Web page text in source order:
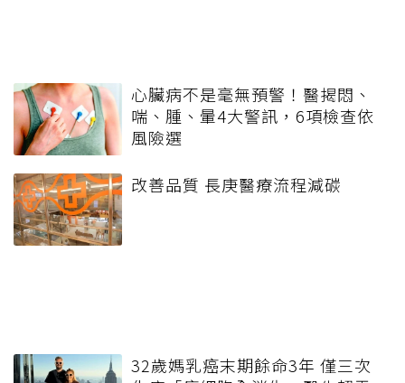
心臟病不是毫無預警！醫揭悶、
喘、腫、暈4大警訊，6項檢查依
風險選
改善品質 長庚醫療流程減碳
32歲媽乳癌末期餘命3年 僅三次